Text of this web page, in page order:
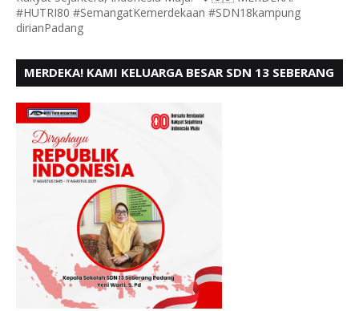
#HUTRI80 #SemangatKemerdekaan #SDN18kampung
dirianPadang
MERDEKA! KAMI KELUARGA BESAR SDN 13 SEBERANG